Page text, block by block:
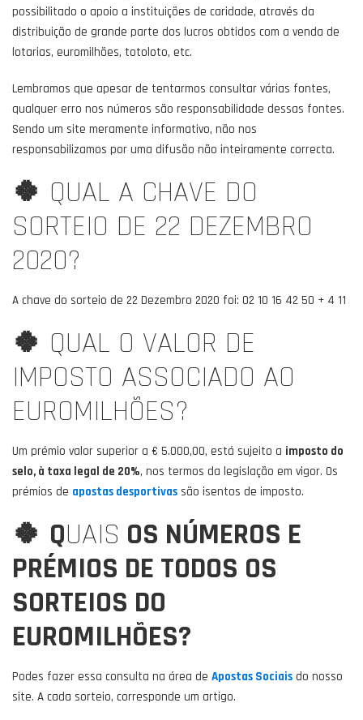
possibilitado o apoio a instituições de caridade, através da
distribuição de grande parte dos lucros obtidos com a venda de
lotarias, euromilhões, totoloto, etc.
Lembramos que apesar de tentarmos consultar várias fontes,
qualquer erro nos números são responsabilidade dessas fontes.
Sendo um site meramente informativo, não nos
responsabilizamos por uma difusão não inteiramente correcta.
🍀 QUAL A CHAVE DO
SORTEIO DE 22 DEZEMBRO
2020?
A chave do sorteio de 22 Dezembro 2020 foi: 02 10 16 42 50 + 4 11
🍀 QUAL O VALOR DE
IMPOSTO ASSOCIADO AO
EUROMILHÕES?
Um prémio valor superior a € 5.000,00, está sujeito a imposto do
selo, à taxa legal de 20%, nos termos da legislação em vigor. Os
prémios de apostas desportivas são isentos de imposto.
🍀 QUAIS OS NÚMEROS E
PRÉMIOS DE TODOS OS
SORTEIOS DO
EUROMILHÕES?
Podes fazer essa consulta na área de Apostas Sociais do nosso
site. A cada sorteio, corresponde um artigo.